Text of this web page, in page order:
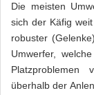
Die meisten
sich der Käfig
robuster
Umwerfer,
überhalb der